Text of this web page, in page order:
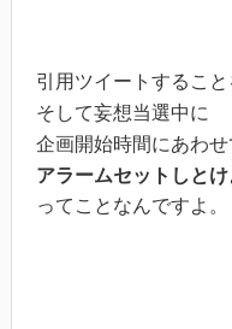
引用ツイートするこ
そして妄想当選中に
企画開始時間にあわせ
アラームセットしと
ってことなんですよ。